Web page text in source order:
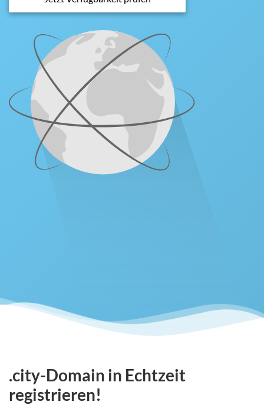
.city-Domain in Echtzeit
registrieren!